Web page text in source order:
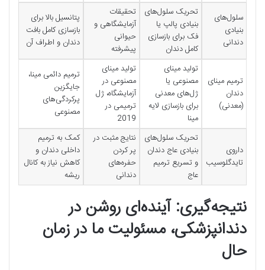
سلول‌های
بنیادی
دندانی
تحریک سلول‌های
بنیادی پالپ یا
فک برای بازسازی
کامل دندان
تحقیقات
آزمایشگاهی و
حیوانی
پیشرفته
پتانسیل بالا برای
بازسازی کامل بافت
دندان و اطراف آن
ترمیم مینای
دندان
(معدنی)
تولید مینای
مصنوعی یا
ژل‌های معدنی
برای بازسازی لایه
مینا
تولید مینای
مصنوعی در
آزمایشگاه، ژل
ترمیمی در
2019
ترمیم دائمی مینا،
جایگزین
پرکردگی‌های
مصنوعی
داروی
تایدگلوسیب
تحریک سلول‌های
بنیادی عاج دندان
و تسریع ترمیم
عاج
نتایج مثبت در
پر کردن
حفره‌های
دندانی
کمک به ترمیم
داخلی دندان و
کاهش نیاز به کانال
ریشه
نتیجه‌گیری: آینده‌ای روشن در
دندانپزشکی، مسئولیت ما در زمان
حال